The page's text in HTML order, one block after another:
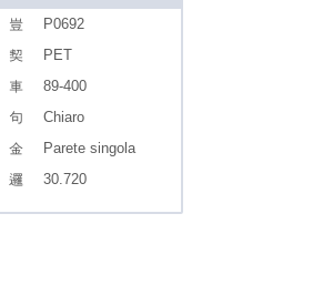
P0692
PET
89-400
Chiaro
Parete singola
30.720